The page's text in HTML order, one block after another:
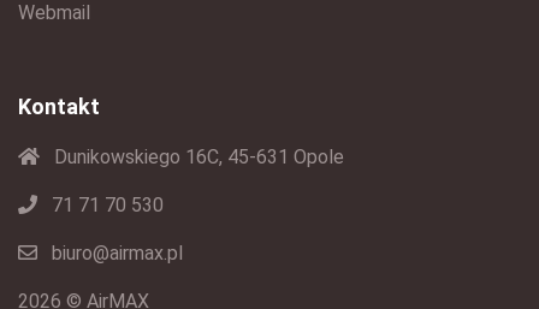
Webmail
Kontakt
Dunikowskiego 16C, 45-631 Opole
71 71 70 530
biuro@airmax.pl
2026 © AirMAX